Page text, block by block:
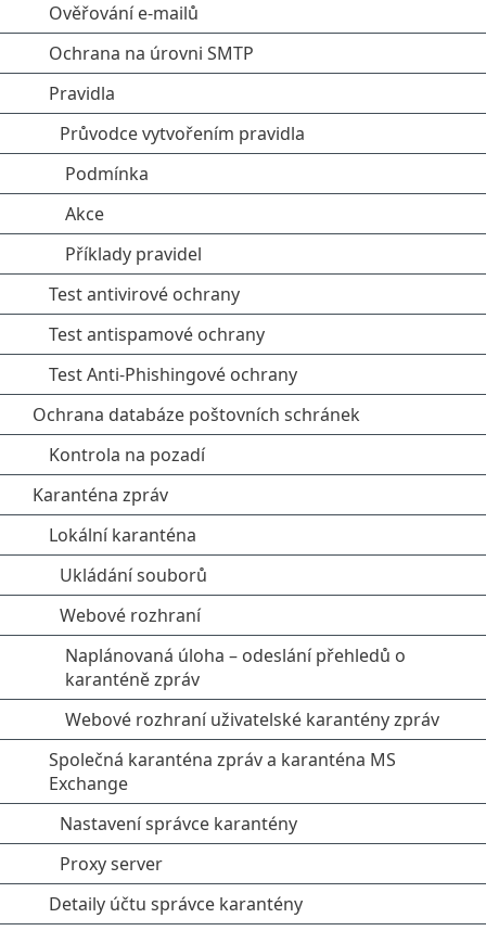
Ověřování e-mailů
Ochrana na úrovni SMTP
Pravidla
Průvodce vytvořením pravidla
Podmínka
Akce
Příklady pravidel
Test antivirové ochrany
Test antispamové ochrany
Test Anti-Phishingové ochrany
Ochrana databáze poštovních schránek
Kontrola na pozadí
Karanténa zpráv
Lokální karanténa
Ukládání souborů
Webové rozhraní
Naplánovaná úloha – odeslání přehledů o
karanténě zpráv
Webové rozhraní uživatelské karantény zpráv
Společná karanténa zpráv a karanténa MS
Exchange
Nastavení správce karantény
Proxy server
Detaily účtu správce karantény